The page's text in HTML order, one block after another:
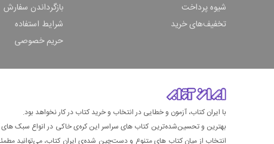
شیوه پرداخت
تخفیف‌های خرید
بازگرداندن سفارش
شرایط استفاده
حریم خصوصی
با ایران کتاب، آزمون و خطایی در انتخاب و خرید کتاب در کار نخواهد بود.
بهترین و تحسین‌شده‌ترین کتاب‌ های سراسر این کره‌ی خاکی در انواع سبک های
انتخاب از میان کتاب های متنوع و دست‌چین شده‌ی ایران کتاب، می‌توانید